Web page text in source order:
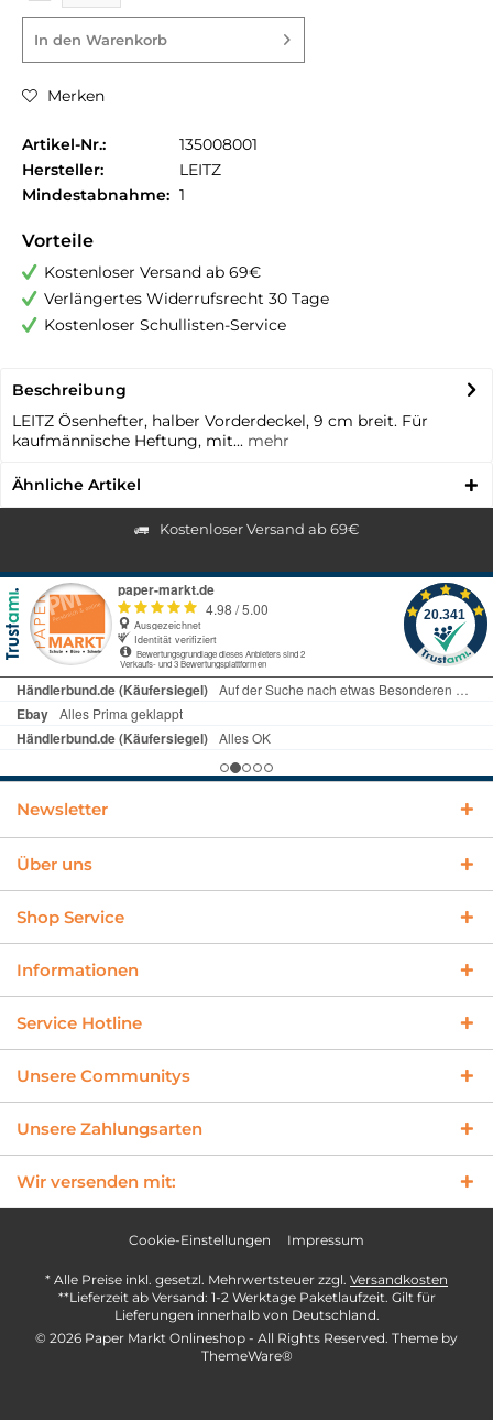
In den Warenkorb
Merken
Artikel-Nr.:
135008001
Hersteller:
LEITZ
Mindestabnahme: 1
Vorteile
Kostenloser Versand ab 69€
Verlängertes Widerrufsrecht 30 Tage
Kostenloser Schullisten-Service
Beschreibung
LEITZ Ösenhefter, halber Vorderdeckel, 9 cm breit. Für
kaufmännische Heftung, mit... mehr
Ähnliche Artikel
Kostenloser Versand ab 69€
Newsletter
Über uns
Shop Service
Informationen
Service Hotline
Unsere Communitys
Unsere Zahlungsarten
Wir versenden mit:
Cookie-Einstellungen Impressum
* Alle Preise inkl. gesetzl. Mehrwertsteuer zzgl. Versandkosten
**Lieferzeit ab Versand: 1-2 Werktage Paketlaufzeit. Gilt für
Lieferungen innerhalb von Deutschland.
© 2026 Paper Markt Onlineshop - All Rights Reserved. Theme by
ThemeWare®